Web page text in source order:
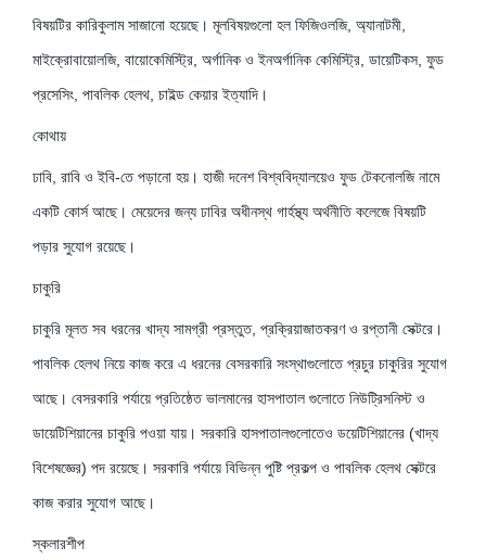
বিষয়টির কারিকুলাম সাজানো হয়েছে। মূলবিষয়গুলো হল ফিজিওলজি, অ্যানাটমী,
মাইক্রোবায়োলজি, বায়োকেমিস্ট্রি, অর্গানিক ও ইনঅর্গানিক কেমিস্ট্রি, ডায়েটিকস, ফুড
প্রসেসিং, পাবলিক হেলথ, চাইল্ড কেয়ার ইত্যাদি।
কোথায়
ঢাবি, রাবি ও ইবি-তে পড়ানো হয়। হাজী দনেশ বিশ্ববিদ্যালয়েও ফুড টেকনোলজি নামে
একটি কোর্স আছে। মেয়েদের জন্য ঢাবির অধীনস্থ গার্হস্থ্য অর্থনীতি কলেজে বিষয়টি
পড়ার সুযোগ রয়েছে।
চাকুরি
চাকুরি মূলত সব ধরনের খাদ্য সামগ্রী প্রস্তুত, প্রক্রিয়াজাতকরণ ও রপ্তানী সেক্টরে।
পাবলিক হেলথ নিয়ে কাজ করে এ ধরনের বেসরকারি সংস্থাগুলোতে প্রচুর চাকুরির সুযোগ
আছে। বেসরকারি পর্যায়ে প্রতিষ্ঠেত ভালমানের হাসপাতাল গুলোতে নিউট্রিসনিস্ট ও
ডায়েটিশিয়ানের চাকুরি পওয়া যায়। সরকারি হাসপাতালগুলোতেও ডয়েটিশিয়ানের (খাদ্য
বিশেষজ্ঞের) পদ রয়েছে। সরকারি পর্যায়ে বিভিন্ন পুষ্টি প্রকল্প ও পাবলিক হেলথ সেক্টরে
কাজ করার সুযোগ আছে।
স্কলারশীপ